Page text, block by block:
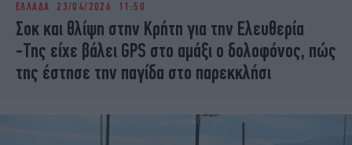
iBOOKS
OSCARS
THE OCEAN
MEDIA
ELAMEFORA
ΕΛΛΑΔΑ 23/04/2026 11:50
Σοκ και θλίψη στην Κρήτη για την Ελευθερία
-Της είχε βάλει GPS στο αμάξι ο δολοφόνος, πώς
της έστησε την παγίδα στο παρεκκλήσι